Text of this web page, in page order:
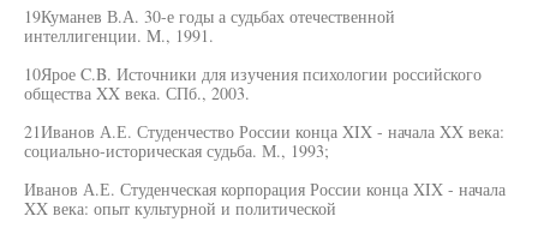
19Куманев В.А. 30-е годы а судьбах отечественной
интеллигенции. M., 1991.
10Ярое C.B. Источники для изучения психологии российского
общества XX века. СПб., 2003.
21Иванов А.Е. Студенчество России конца XIX - начала XX века:
социально-историческая судьба. М., 1993;
Иванов А.Е. Студенческая корпорация России конца XIX - начала
XX века: опыт культурной и политической